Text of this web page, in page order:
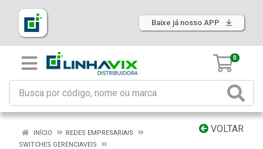
Baixe já nosso APP
0
VOLTAR
INÍCIO
REDES EMPRESARIAIS
SWITCHES GERENCIAVEIS